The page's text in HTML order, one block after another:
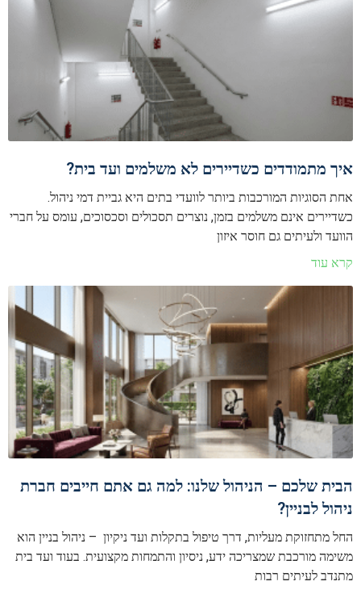
איך מתמודדים כשדיירים לא משלמים ועד בית?
אחת הסוגיות המורכבות ביותר לוועדי בתים היא גביית דמי ניהול.
כשדיירים אינם משלמים בזמן, נוצרים תסכולים וסכסוכים, עומס על חברי
הוועד ולעיתים גם חוסר איזון
קרא עוד
הבית שלכם – הניהול שלנו: למה גם אתם חייבים חברת
ניהול לבניין?
החל מתחזוקת מעליות, דרך טיפול בתקלות ועד ניקיון – ניהול בניין הוא
משימה מורכבת שמצריכה ידע, ניסיון והתמחות מקצועית. בעוד ועד בית
מתנדב לעיתים רבות